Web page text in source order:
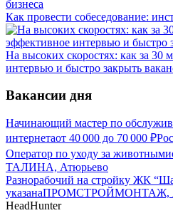
Как провести собеседование:
На высоких скоростях: как за 30
интервью и быстро закрыть
Вакансии дня
Начинающий мастер по
интернетаот 40 000 до 70 000 ₽
Оператор по уходу за животными
ТАЛИНА, Атюрьево
Разнорабочий на стройку ЖК
указанаПРОМСТРОЙМОНТАЖ,
HeadHunter